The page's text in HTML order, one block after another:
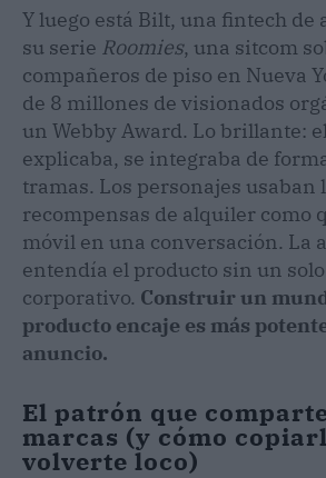
Y luego está Bilt, una fintech de
su serie Roomies, una sitcom
compañeros de piso en Nueva
de 8 millones de visionados
un Webby Award. Lo brillante:
explicaba, se integraba de
tramas. Los personajes usaban
recompensas de alquiler como
móvil en una conversación. La
entendía el producto sin un
corporativo. Construir un
producto encaje es más
anuncio.
El patrón que
marcas (y cómo
volverte loco)